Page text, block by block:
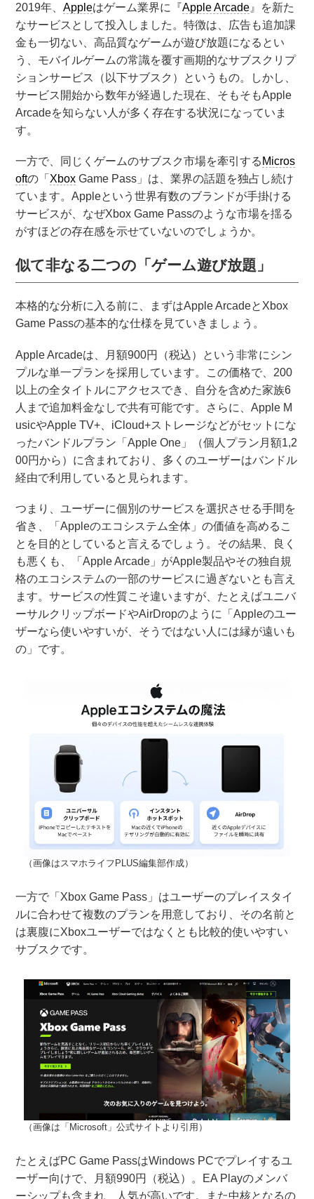
2019年、Appleはゲーム業界に『Apple Arcade 』を新た
なサービスとして投入しました。特徴は、広告も追加課
金も一切ない、高品質なゲームが遊び放題になるとい
う、モバイルゲームの常識を覆す画期的なサブスクリプ
ションサービス（以下サブスク）というもの。しかし、
サービス開始から数年が経過した現在、そもそもApple
Arcadeを知らない人が多く存在する状況になっていま
す。
一方で、同じくゲームのサブスク市場を牽引する Micros
oftの「 Xbox Game Pass」は、業界の話題を独占し続け
ています。Appleという世界有数のブランドが手掛ける
サービスが、なぜXbox Game Passのような市場を揺る
がすほどの存在感を示せていないのでしょうか。
似て非なる二つの「ゲーム遊び放題」
本格的な分析に入る前に、まずはApple ArcadeとXbox
Game Passの基本的な仕様を見ていきましょう。
Apple Arcadeは、月額900円（税込）という非常にシン
プルな単一プランを採用しています。この価格で、200
以上の全タイトルにアクセスでき、自分を含めた家族6
人まで追加料金なしで共有可能です。さらに、Apple M
usicやApple TV+、iCloud+ストレージなどがセットにな
ったバンドルプラン「Apple One」（個人プラン月額1,2
00円から）に含まれており、多くのユーザーはバンドル
経由で利用していると見られます。
つまり、ユーザーに個別のサービスを選択させる手間を
省き、「Appleのエコシステム全体」の価値を高めるこ
とを目的としていると言えるでしょう。その結果、良く
も悪くも、「Apple Arcade」がApple製品やその独自規
格のエコシステムの一部のサービスに過ぎないとも言え
ます。サービスの性質こそ違いますが、たとえばユニバ
ーサルクリップボードやAirDropのように「Appleのユー
ザーなら使いやすいが、そうではない人には縁が遠いも
の」です。
（画像はスマホライフPLUS編集部作成）
一方で「Xbox Game Pass」はユーザーのプレイスタイ
ルに合わせて複数のプランを用意しており、その名前と
は裏腹にXboxユーザーではなくとも比較的使いやすい
サブスクです。
（画像は「Microsoft」公式サイトより引用）
たとえばPC Game PassはWindows PCでプレイするユ
ーザー向けで、月額990円（税込）。EA Playのメンバ
ーシップも含まれ、人気が高いです。また中核となるの